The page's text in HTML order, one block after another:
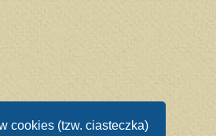
cookies (tzw. ciasteczka)